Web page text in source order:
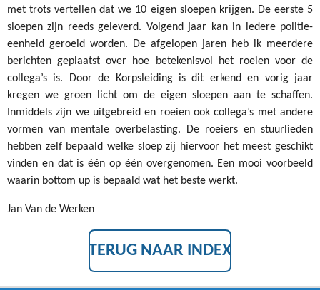
met trots vertellen dat we 10 eigen sloepen krijgen. De eerste 5
sloepen zijn reeds geleverd. Volgend jaar kan in iedere politie-
eenheid geroeid worden. De afgelopen jaren heb ik meerdere
berichten geplaatst over hoe betekenisvol het roeien voor de
collega’s is. Door de Korpsleiding is dit erkend en vorig jaar
kregen we groen licht om de eigen sloepen aan te schaffen.
Inmiddels zijn we uitgebreid en roeien ook collega’s met andere
vormen van mentale overbelasting. De roeiers en stuurlieden
hebben zelf bepaald welke sloep zij hiervoor het meest geschikt
vinden en dat is één op één overgenomen. Een mooi voorbeeld
waarin bottom up is bepaald wat het beste werkt.
Jan Van de Werken
TERUG NAAR INDEX